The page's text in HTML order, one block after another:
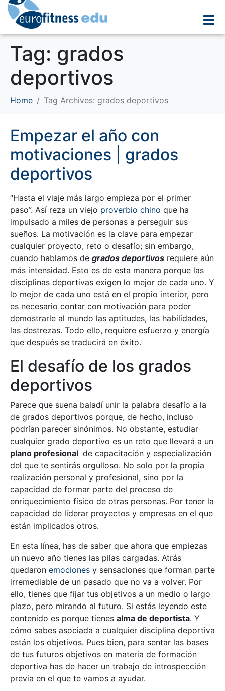
Tag: grados
deportivos
Home Tag Archives: grados deportivos
Empezar el año con
motivaciones | grados
deportivos
“Hasta el viaje más largo empieza por el primer
paso”. Así reza un viejo proverbio chino que ha
impulsado a miles de personas a perseguir sus
sueños. La motivación es la clave para empezar
cualquier proyecto, reto o desafío; sin embargo,
cuando hablamos de grados deportivos requiere aún
más intensidad. Esto es de esta manera porque las
disciplinas deportivas exigen lo mejor de cada uno. Y
lo mejor de cada uno está en el propio interior, pero
es necesario contar con motivación para poder
demostrarle al mundo las aptitudes, las habilidades,
las destrezas. Todo ello, requiere esfuerzo y energía
que después se traducirá en éxito.
El desafío de los grados
deportivos
Parece que suena baladí unir la palabra desafío a la
de grados deportivos porque, de hecho, incluso
podrían parecer sinónimos. No obstante, estudiar
cualquier grado deportivo es un reto que llevará a un
plano profesional de capacitación y especialización
del que te sentirás orgulloso. No solo por la propia
realización personal y profesional, sino por la
capacidad de formar parte del proceso de
enriquecimiento físico de otras personas. Por tener la
capacidad de liderar proyectos y empresas en el que
están implicados otros.
En esta línea, has de saber que ahora que empiezas
un nuevo año tienes las pilas cargadas. Atrás
quedaron emociones y sensaciones que forman parte
irremediable de un pasado que no va a volver. Por
ello, tienes que fijar tus objetivos a un medio o largo
plazo, pero mirando al futuro. Si estás leyendo este
contenido es porque tienes alma de deportista. Y
cómo sabes asociada a cualquier disciplina deportiva
están los objetivos. Pues bien, para sentar las bases
de tus futuros objetivos en materia de formación
deportiva has de hacer un trabajo de introspección
previa en el que te vamos a ayudar.